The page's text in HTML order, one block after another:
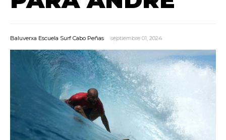
Baluverxa Escuela Surf Cabo Peñas septiembre 01, 2024